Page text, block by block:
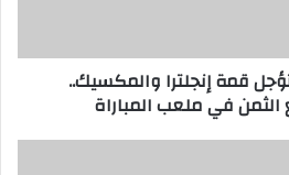
قمة إنجلترا والمكسيك..
الثمن في ملعب المباراة